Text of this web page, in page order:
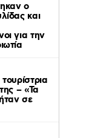
ο
και
για την
– «Τα
σε